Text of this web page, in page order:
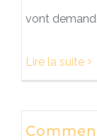
vont
Lire la suite